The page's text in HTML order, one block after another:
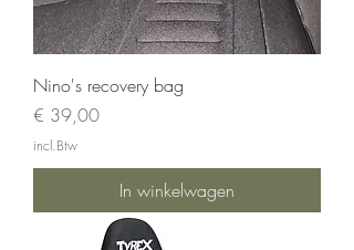
Nino's recovery bag
Prijs
€ 39,00
incl.Btw
In winkelwagen